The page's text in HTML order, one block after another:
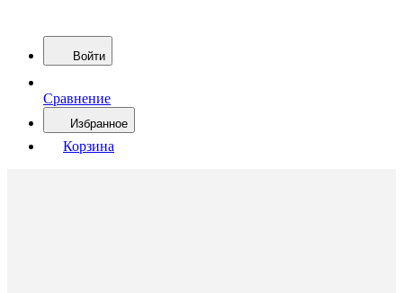
Войти
Сравнение
Избранное
Корзина